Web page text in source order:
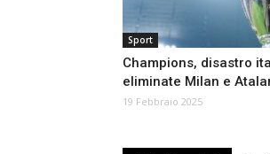
Sport
Champions, disastro
eliminate Milan e
19 Febbraio 2025